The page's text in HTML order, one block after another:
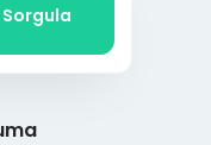
Sorgula